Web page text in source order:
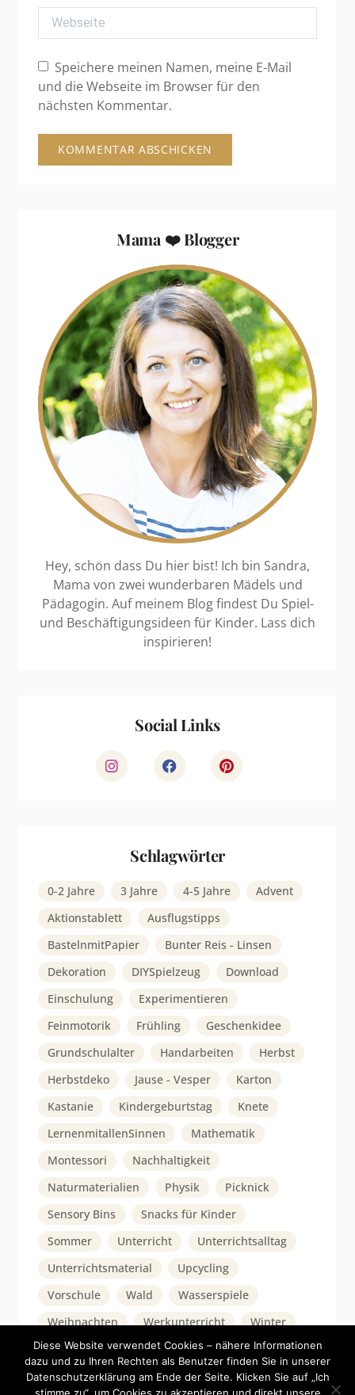
Webseite
Speichere meinen Namen, meine E-Mail
und die Webseite im Browser für den
nächsten Kommentar.
Mama ❤️ Blogger
Hey, schön dass Du hier bist! Ich bin Sandra,
Mama von zwei wunderbaren Mädels und
Pädagogin. Auf meinem Blog findest Du Spiel-
und Beschäftigungsideen für Kinder. Lass dich
inspirieren!
Social Links
Schlagwörter
0-2 Jahre 3 Jahre 4-5 Jahre
Advent
Aktionstablett
Ausflugstipps
BastelnmitPapier
Bunter Reis - Linsen
Dekoration
DIYSpielzeug
Download
Einschulung
Experimentieren
Feinmotorik
Frühling
Geschenkidee
Grundschulalter
Handarbeiten
Herbst
Herbstdeko
Jause - Vesper
Karton
Kastanie
Kindergeburtstag
Knete
LernenmitallenSinnen
Mathematik
Montessori
Nachhaltigkeit
Naturmaterialien
Physik
Picknick
Sensory Bins
Snacks für Kinder
Sommer
Unterricht
Unterrichtsalltag
Unterrichtsmaterial
Upcycling
Vorschule
Wald
Wasserspiele
Weihnachten
Werkunterricht Winter
Diese Website verwendet Cookies – nähere Informationen
dazu und zu Ihren Rechten als Benutzer finden Sie in unserer
Datenschutzerklärung am Ende der Seite. Klicken Sie auf „Ich